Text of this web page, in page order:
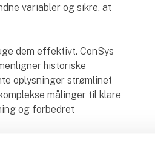
variabler og sikre, at
dem effektivt. ConSys
historiske
oplysninger strømlinet
målinger til klare
og forbedret
og vejning, og